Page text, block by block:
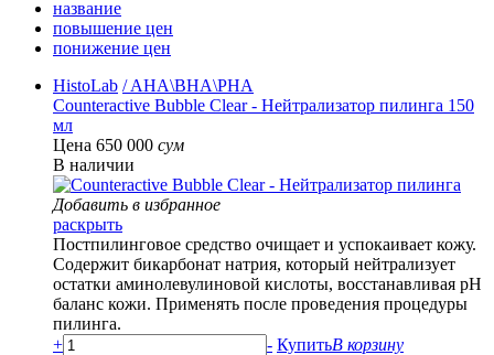
название
повышение цен
понижение цен
HistoLab / AHA\BHA\PHA
Counteractive Bubble Clear - Нейтрализатор пилинга 150
мл
Цена 650 000 сум
В наличии
Добавить в избранное
раскрыть
Постпилинговое средство очищает и успокаивает кожу.
Содержит бикарбонат натрия, который нейтрализует
остатки аминолевулиновой кислоты, восстанавливая pH
баланс кожи. Применять после проведения процедуры
пилинга.
+
- КупитьВ корзину